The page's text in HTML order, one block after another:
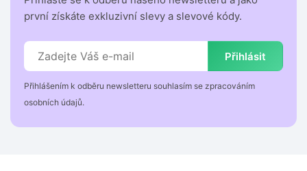
první získáte exkluzivní slevy a slevové kódy.
Přihlásit
Přihlášením k odběru newsletteru souhlasím se zpracováním
osobních údajů.